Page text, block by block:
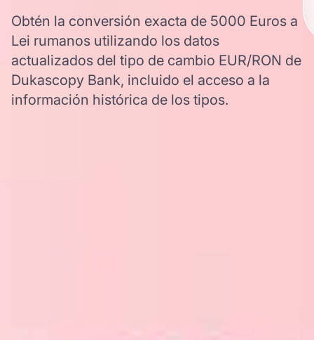
Obtén la conversión exacta de 5000 Euros a
Lei rumanos utilizando los datos
actualizados del tipo de cambio EUR/RON de
Dukascopy Bank, incluido el acceso a la
información histórica de los tipos.